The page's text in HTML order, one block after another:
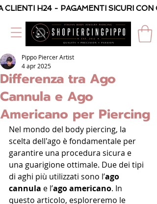
H24 - PAGAMENTI SICURI
Differenza tra Ago
Cannula e Ago
Americano per Piercing
Pippo Piercer Artist
4 apr 2025
Nel mondo del body piercing, la
scelta dell'ago è fondamentale per
garantire una procedura sicura e
una guarigione ottimale. Due dei tipi
di aghi più utilizzati sono l’ago
cannula e l’ago americano. In
questo articolo, esploreremo le